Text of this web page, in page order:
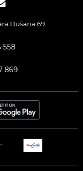
Dušana 69
558
869